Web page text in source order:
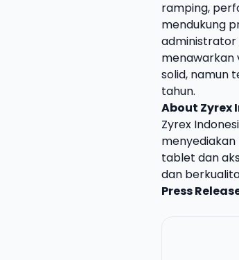
ramping,
mendukung
administrator
menawarkan
solid, namun
tahun.
About Zyrex
Zyrex
tablet dan
dan
Press